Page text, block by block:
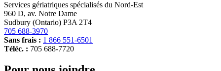
Services gériatriques spécialisés du Nord-Est
960 D, av. Notre Dame
Sudbury (Ontario) P3A 2T4
705 688-3970
Sans frais : 1 866 551-6501
Téléc. : 705 688-7720